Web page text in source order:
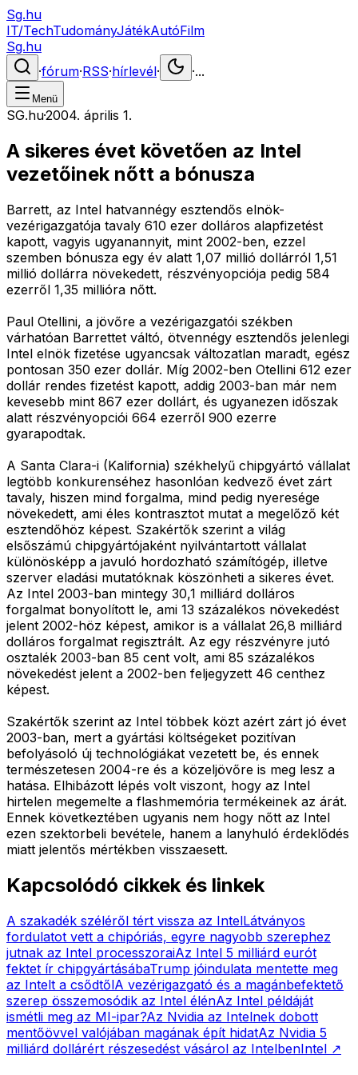
Sg.hu
IT/TechTudományJátékAutóFilm
Sg.hu
·fórum·RSS·hírlevél· ·...
Menü
SG.hu·2004. április 1.
A sikeres évet követően az Intel
vezetőinek nőtt a bónusza
Barrett, az Intel hatvannégy esztendős elnök-
vezérigazgatója tavaly 610 ezer dolláros alapfizetést
kapott, vagyis ugyanannyit, mint 2002-ben, ezzel
szemben bónusza egy év alatt 1,07 millió dollárról 1,51
millió dollárra növekedett, részvényopciója pedig 584
ezerről 1,35 millióra nőtt.
Paul Otellini, a jövőre a vezérigazgatói székben
várhatóan Barrettet váltó, ötvennégy esztendős jelenlegi
Intel elnök fizetése ugyancsak változatlan maradt, egész
pontosan 350 ezer dollár. Míg 2002-ben Otellini 612 ezer
dollár rendes fizetést kapott, addig 2003-ban már nem
kevesebb mint 867 ezer dollárt, és ugyanezen időszak
alatt részvényopciói 664 ezerről 900 ezerre
gyarapodtak.
A Santa Clara-i (Kalifornia) székhelyű chipgyártó vállalat
legtöbb konkurenséhez hasonlóan kedvező évet zárt
tavaly, hiszen mind forgalma, mind pedig nyeresége
növekedett, ami éles kontrasztot mutat a megelőző két
esztendőhöz képest. Szakértők szerint a világ
elsőszámú chipgyártójaként nyilvántartott vállalat
különösképp a javuló hordozható számítógép, illetve
szerver eladási mutatóknak köszönheti a sikeres évet.
Az Intel 2003-ban mintegy 30,1 milliárd dolláros
forgalmat bonyolított le, ami 13 százalékos növekedést
jelent 2002-höz képest, amikor is a vállalat 26,8 milliárd
dolláros forgalmat regisztrált. Az egy részvényre jutó
osztalék 2003-ban 85 cent volt, ami 85 százalékos
növekedést jelent a 2002-ben feljegyzett 46 centhez
képest.
Szakértők szerint az Intel többek közt azért zárt jó évet
2003-ban, mert a gyártási költségeket pozitívan
befolyásoló új technológiákat vezetett be, és ennek
természetesen 2004-re és a közeljövőre is meg lesz a
hatása. Elhibázott lépés volt viszont, hogy az Intel
hirtelen megemelte a flashmemória termékeinek az árát.
Ennek következtében ugyanis nem hogy nőtt az Intel
ezen szektorbeli bevétele, hanem a lanyhuló érdeklődés
miatt jelentős mértékben visszaesett.
Kapcsolódó cikkek és linkek
A szakadék széléről tért vissza az IntelLátványos
fordulatot vett a chipóriás, egyre nagyobb szerephez
jutnak az Intel processzoraiAz Intel 5 milliárd eurót
fektet ír chipgyártásábaTrump jóindulata mentette meg
az Intelt a csődtőlA vezérigazgató és a magánbefektető
szerep összemosódik az Intel élénAz Intel példáját
ismétli meg az MI-ipar?Az Nvidia az Intelnek dobott
mentőövvel valójában magának épít hidatAz Nvidia 5
milliárd dollárért részesedést vásárol az IntelbenIntel ↗